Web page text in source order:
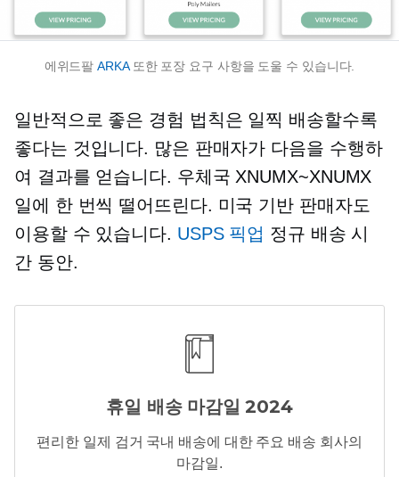
에위드팔ARKA또한 포장 요구 사항을 도울 수 있습니다.
일반적으로 좋은 경험 법칙은 일찍 배송할수록
좋다는 것입니다. 많은 판매자가 다음을 수행하
여 결과를 얻습니다. 우체국 XNUMX~XNUMX
일에 한 번씩 떨어뜨린다. 미국 기반 판매자도
이용할 수 있습니다. USPS 픽업 정규 배송 시
간 동안.
휴일 배송 마감일 2024
편리한 일제 검거 국내 배송에 대한 주요 배송 회사의
마감일.